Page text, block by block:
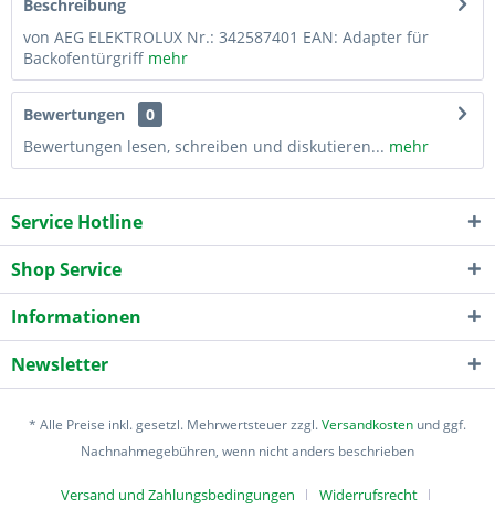
Beschreibung
von AEG ELEKTROLUX Nr.: 342587401 EAN: Adapter für
Backofentürgriff mehr
Bewertungen
0
Bewertungen lesen, schreiben und diskutieren... mehr
Service Hotline
Shop Service
Informationen
Newsletter
* Alle Preise inkl. gesetzl. Mehrwertsteuer zzgl.Versandkosten und ggf.
Nachnahmegebühren, wenn nicht anders beschrieben
Versand und Zahlungsbedingungen Widerrufsrecht